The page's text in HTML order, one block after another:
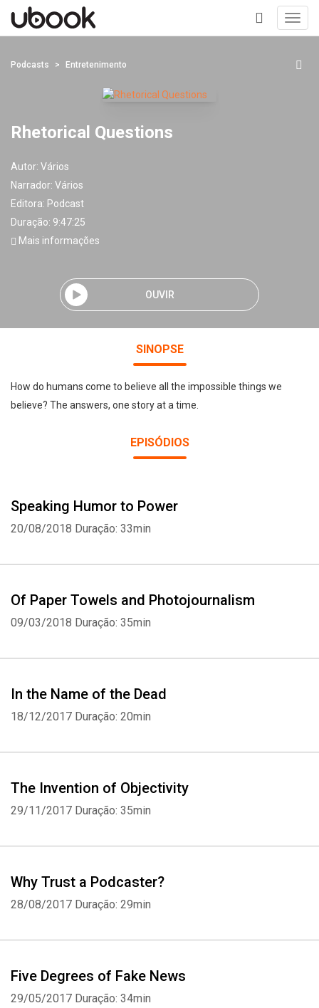
+
Podcasts Entretenimento
Rhetorical Questions
Autor: Vários
Narrador: Vários
Editora: Podcast
Duração: 9:47:25
Mais informações
OUVIR
SINOPSE
How do humans come to believe all the impossible things we
believe? The answers, one story at a time.
EPISÓDIOS
Speaking Humor to Power
20/08/2018 Duração: 33min
Of Paper Towels and Photojournalism
09/03/2018 Duração: 35min
In the Name of the Dead
18/12/2017 Duração: 20min
The Invention of Objectivity
29/11/2017 Duração: 35min
Why Trust a Podcaster?
28/08/2017 Duração: 29min
Five Degrees of Fake News
29/05/2017 Duração: 34min